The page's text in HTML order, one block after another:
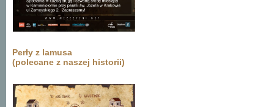
Perły z lamusa
(polecane z naszej historii)